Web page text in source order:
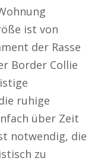
ist von
der Rasse
Border Collie
ruhige
über Zeit
notwendig, die
zu